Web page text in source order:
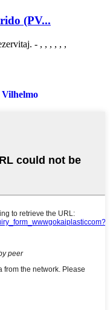
(PV...
- , , , , , ,
Vilhelmo